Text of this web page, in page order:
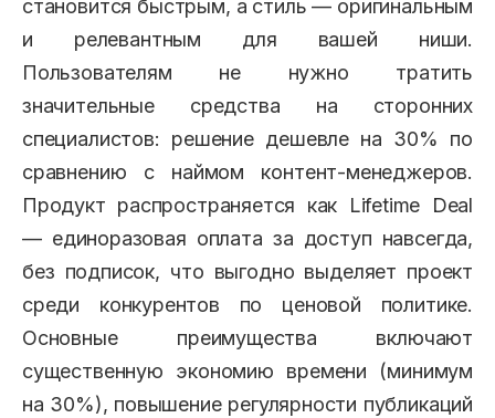
становится быстрым, а стиль — оригинальным
и релевантным для вашей ниши.
Пользователям не нужно тратить
значительные средства на сторонних
специалистов: решение дешевле на 30% по
сравнению с наймом контент-менеджеров.
Продукт распространяется как Lifetime Deal
— единоразовая оплата за доступ навсегда,
без подписок, что выгодно выделяет проект
среди конкурентов по ценовой политике.
Основные преимущества включают
существенную экономию времени (минимум
на 30%), повышение регулярности публикаций